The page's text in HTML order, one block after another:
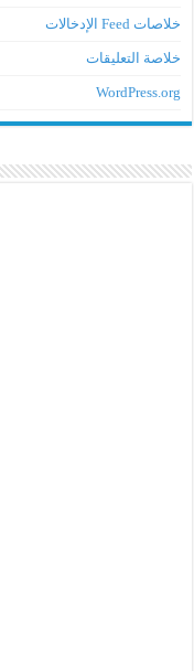
خلاصات Feed الإدخالات
خلاصة التعليقات
WordPress.org